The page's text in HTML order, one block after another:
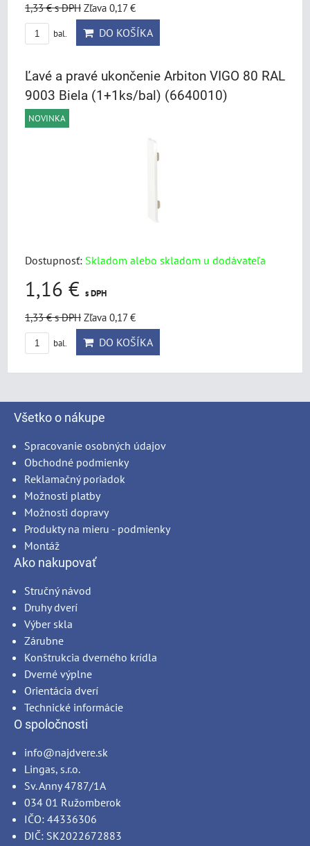
1,33 €s DPH Zľava 0,17 €
bal. DO KOŠÍKA
Ľavé a pravé ukončenie Arbiton VIGO 80 RAL
9003 Biela (1+1ks/bal) (6640010)
NOVINKA
Dostupnosť: Skladom alebo skladom u dodávateľa
1,16 € s DPH
1,33 €s DPH Zľava 0,17 €
bal. DO KOŠÍKA
Všetko o nákupe
Spracovanie osobných údajov
Obchodné podmienky
Reklamačný poriadok
Možnosti platby
Možnosti dopravy
Produkty na mieru - podmienky
Montáž
Ako nakupovať
Stručný návod
Druhy dverí
Výber skla
Zárubne
Konštrukcia dverného krídla
Dverné výplne
Orientácia dverí
Technické informácie
O spoločnosti
info@najdvere.sk
Lingas, s.r.o.
Sv. Anny 4787/1A
034 01 Ružomberok
IČO: 44336306
DIČ: SK2022672883